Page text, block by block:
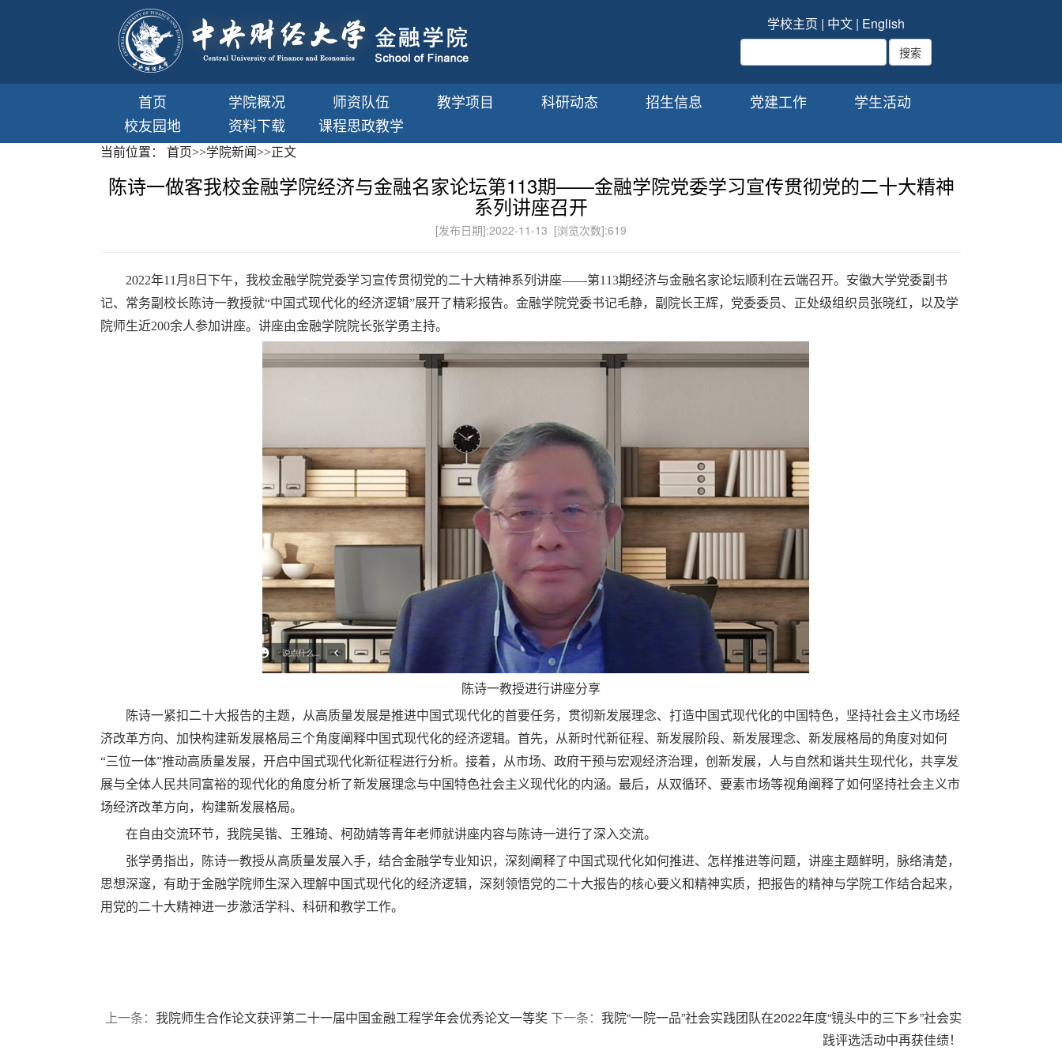
学校主页 | 中文 | English
首页 学院概况 师资队伍 教学项目 科研动态 招生信息 党建工作
学生活动
校友园地
资料下载 课程思政教学
当前位置： 首页>>学院新闻>>正文
陈诗一做客我校金融学院经济与金融名家论坛第113期——金融学院党委学习宣传贯彻党的二十大精神
系列讲座召开
[发布日期]:2022-11-13 [浏览次数]:619
2022年11 月 8 日下午，我校金融学院党委学习宣传贯彻党的二十大精神系列讲座——第113期经济与金融名家论坛顺利在云端召开。安徽大学党委副书
记、常务副校长陈诗一教授就“中国式现代化的经济逻辑”展开了精彩报告。金融学院党委书记毛静，副院长王辉，党委委员、正处级组织员张晓红，以及学
院师生近200余人参加讲座。讲座由金融学院院长张学勇主持。
陈诗一教授进行讲座分享
陈诗一紧扣二十大报告的主题，从高质量发展是推进中国式现代化的首要任务，贯彻新发展理念、打造中国式现代化的中国特色，坚持社会主义市场经
济改革方向、加快构建新发展格局三个角度阐释中国式现代化的经济逻辑。首先，从新时代新征程、新发展阶段、新发展理念、新发展格局的角度对如何
“三位一体”推动高质量发展，开启中国式现代化新征程进行分析。接着，从市场、政府干预与宏观经济治理，创新发展，人与自然和谐共生现代化，共享发
展与全体人民共同富裕的现代化的角度分析了新发展理念与中国特色社会主义现代化的内涵。最后，从双循环、要素市场等视角阐释了如何坚持社会主义市
场经济改革方向，构建新发展格局。
在自由交流环节，我院吴锴、王雅琦、柯劭婧等青年老师就讲座内容与陈诗一进行了深入交流。
张学勇指出，陈诗一教授从高质量发展入手，结合金融学专业知识，深刻阐释了中国式现代化如何推进、怎样推进等问题，讲座主题鲜明，脉络清楚，
思想深邃，有助于金融学院师生深入理解中国式现代化的经济逻辑，深刻领悟党的二十大报告的核心要义和精神实质，把报告的精神与学院工作结合起来，
用党的二十大精神进一步激活学科、科研和教学工作。
上一条： 我院师生合作论文获评第二十一届中国金融工程学年会优秀论文一等奖 下一条： 我院“一院一品”社会实践团队在2022年度“镜头中的三下乡”社会实
践评选活动中再获佳绩！